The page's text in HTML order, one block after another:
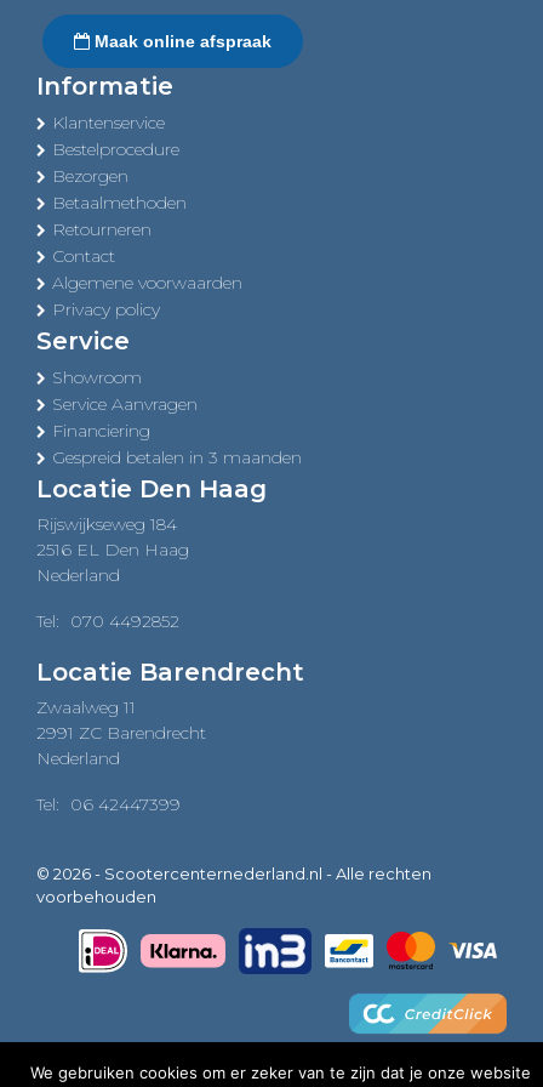
Maak online afspraak
Informatie
Klantenservice
Bestelprocedure
Bezorgen
Betaalmethoden
Retourneren
Contact
Algemene voorwaarden
Privacy policy
Service
Showroom
Service Aanvragen
Financiering
Gespreid betalen in 3 maanden
Locatie Den Haag
Rijswijkseweg 184
2516 EL Den Haag
Nederland
Tel: 070 4492852
Locatie Barendrecht
Zwaalweg 11
2991 ZC Barendrecht
Nederland
Tel: 06 42447399
© 2026 - Scootercenternederland.nl - Alle rechten
voorbehouden
We gebruiken cookies om er zeker van te zijn dat je onze website